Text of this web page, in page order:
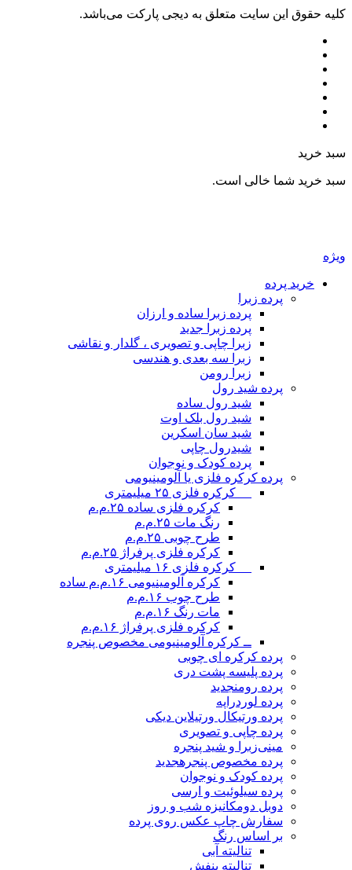
کليه حقوق اين سايت متعلق به دیجی پارکت می‌باشد.
سبد خرید
سبد خرید شما خالی است.
ویژه
خرید پرده
پرده زبرا
پرده زبرا ساده و ارزان
پرده زبرا جدید
زبرا چاپی و تصویری ، گلدار و نقاشی
زبرا سه بعدی و هندسی
زبرا رومن
پرده شید رول
شید رول ساده
شید رول بلک اوت
شید سان اسکرین
شیدرول چاپی
پرده کودک و نوجوان
پرده کرکره فلزی یا آلومینیومی
__ کرکره فلزی ۲۵ میلیمتری
کرکره فلزی ساده ۲۵.م.م
رنگ مات ۲۵.م.م
طرح چوبی ۲۵.م.م
کرکره فلزی پرفراژ ۲۵.م.م
__ کرکره فلزی ۱۶ میلیمتری
کرکره آلومینیومی ۱۶.م.م ساده
طرح چوب ۱۶.م.م
مات رنگ ۱۶.م.م
کرکره فلزی پرفراژ ۱۶.م.م
ــ کرکره آلومینیومی مخصوص پنجره
پرده کرکره ای چوبی
پرده پلیسه پشت دری
پرده رومنجدید
پرده لوردراپه
پرده ورتیکال ورتیلاین دیکی
پرده چاپی و تصویری
مینی‌زبرا و شید پنجره
پرده مخصوص پنجرهجدید
پرده کودک و نوجوان
پرده سیلوئیت و ارسی
دوبل دومکانیزه شب و روز
سفارش چاپ عکس روی پرده
بر اساس رنگ
تنالیته آبی
تنالیته بنفش